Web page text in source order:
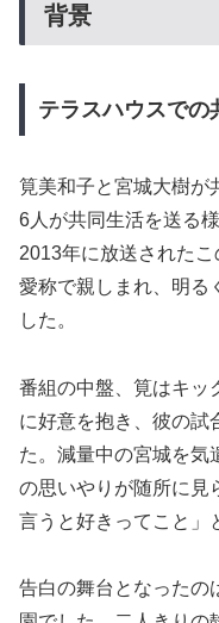
背景
テラスハウスでの
筧美和子と宮城大樹が
6人が共同生活を送る
2013年に放送された
愛称で親しまれ、明る
した。
番組の中盤、筧はキッ
に好意を抱き、彼の試
た。減量中の宮城を気
の思いやりが随所に見
言うと好きってこと」
告白の舞台となったの